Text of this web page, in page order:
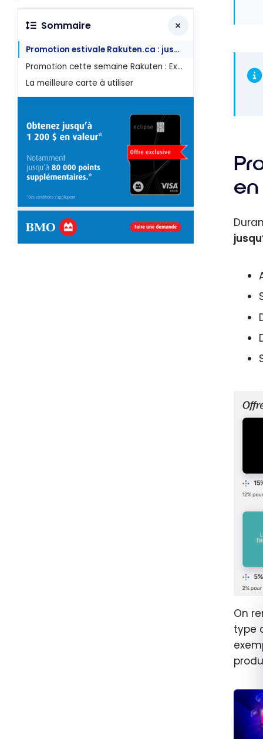
On
type
Sommaire
Promotion estivale Rakuten.ca : jusqu’à 15% de remise en argent
Promotion cette semaine Rakuten : Exclusivités Scène+
La meilleure carte à utiliser